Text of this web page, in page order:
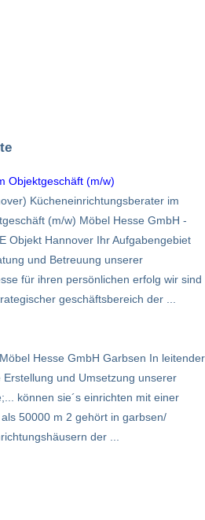
Objektgeschäft (m/w)
Kücheneinrichtungsberater im
(m/w) Möbel Hesse GmbH -
Objekt Hannover Ihr Aufgabengebiet
und Betreuung unserer
für ihren persönlichen erfolg wir sind
geschäftsbereich der ...
Hesse GmbH Garbsen In leitender
und Umsetzung unserer
können sie´s einrichten mit einer
50000 m 2 gehört in garbsen/
der ...